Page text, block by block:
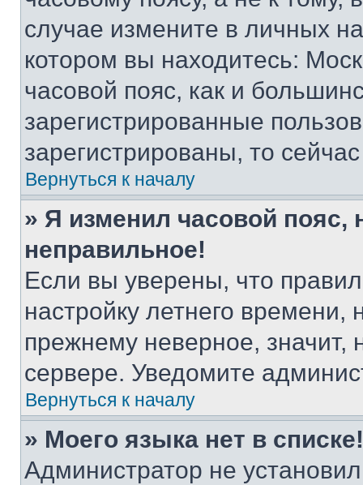
случае измените в личных
котором вы находитесь:
часовой пояс, как и
зарегистрированные
зарегистрированы, то
Вернуться к началу
» Я изменил часовой пояс,
неправильное!
Если вы уверены, что
настройку летнего
прежнему неверное, значит,
сервере. Уведомите
Вернуться к началу
» Моего языка нет в списке!
Администратор не